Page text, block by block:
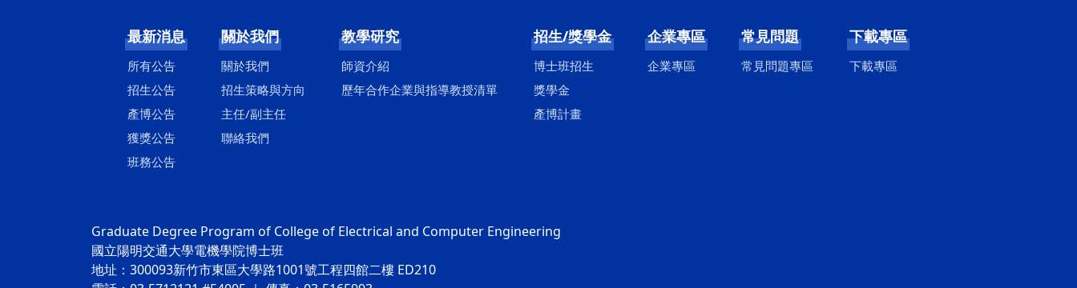
最新消息
所有公告
招生公告
產博公告
獲獎公告
班務公告
關於我們
關於我們
招生策略與方向
主任/副主任
聯絡我們
教學研究
師資介紹
歷年合作企業與指導教授清單
招生/獎學金
博士班招生
獎學金
產博計畫
企業專區
企業專區
常見問題
常見問題專區
下載專區
下載專區
Graduate Degree Program of College of Electrical and Computer Engineering
國立陽明交通大學電機學院博士班
地址：300093新竹市東區大學路1001號工程四館二樓 ED210